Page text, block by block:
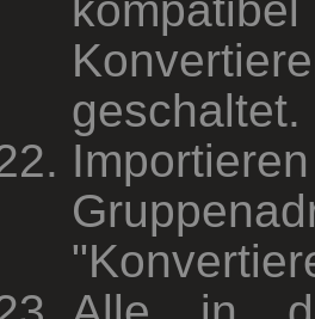
geschaltet.